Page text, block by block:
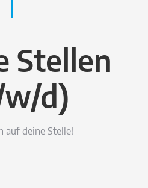
Stellen
d)
auf deine Stelle!